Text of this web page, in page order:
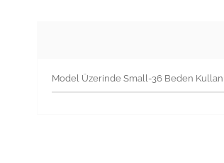
Model Üzerinde Small-36 Beden